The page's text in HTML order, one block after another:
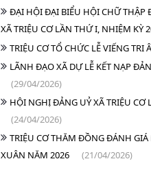
ĐẠI HỘI ĐẠI BIỂU HỘI CHỮ THẬP
XÃ TRIỆU CƠ LẦN THỨ I, NHIỆM KỲ
TRIỆU CƠ TỔ CHỨC LỄ VIẾNG TRI
LÃNH ĐẠO XÃ DỰ LỄ KẾT NẠP
(29/04/2026)
HỘI NGHỊ ĐẢNG UỶ XÃ TRIỆU CƠ
(24/04/2026)
TRIỆU CƠ THĂM ĐỒNG ĐÁNH
XUÂN NĂM 2026
(21/04/2026)